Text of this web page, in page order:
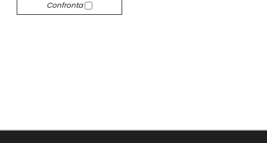
Confronta